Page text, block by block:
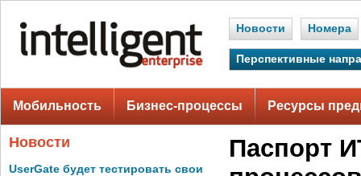
Новости Номера
Перспективные
Мобильность Бизнес-процессы Ресурсы
Новости
UserGate будет тестировать свои
Паспорт